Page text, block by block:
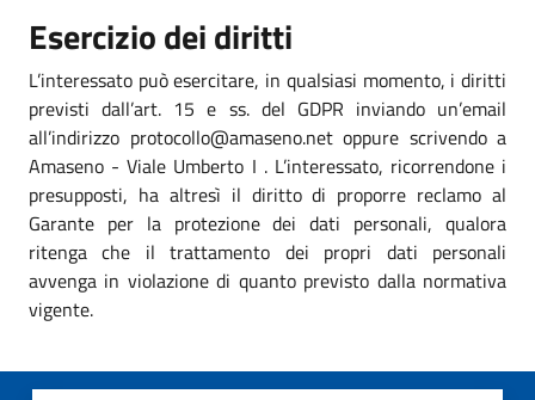
Esercizio dei diritti
L’interessato può esercitare, in qualsiasi momento, i diritti
previsti dall’art. 15 e ss. del GDPR inviando un’email
all’indirizzo protocollo@amaseno.net oppure scrivendo a
Amaseno - Viale Umberto I . L’interessato, ricorrendone i
presupposti, ha altresì il diritto di proporre reclamo al
Garante per la protezione dei dati personali, qualora
ritenga che il trattamento dei propri dati personali
avvenga in violazione di quanto previsto dalla normativa
vigente.